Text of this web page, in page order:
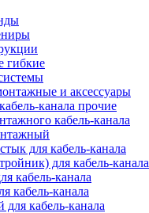
гибкие
и аксессуары
канала прочие
кабель-канала
для кабель-канала
для кабель-канала
кабель-канала
кабель-канала
кабель-канала